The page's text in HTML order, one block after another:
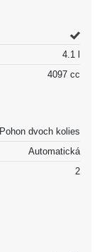
4.1 l
4097 cc
Pohon dvoch kolies
Automatická
2